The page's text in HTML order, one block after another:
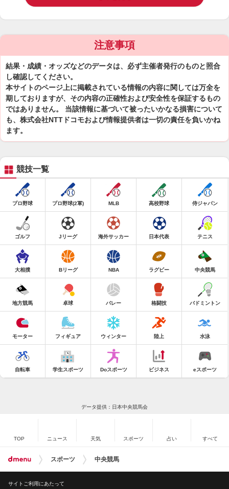
注意事項
結果・成績・オッズなどのデータは、必ず主催者発行のものと照合
し確認してください。
本サイトのページ上に掲載されている情報の内容に関しては万全を
期しておりますが、その内容の正確性および安全性を保証するもの
ではありません。 当該情報に基づいて被ったいかなる損害について
も、株式会社NTTドコモおよび情報提供者は一切の責任を負いかね
ます。
競技一覧
プロ野球 プロ野球(2軍) MLB 高校野球 侍ジャパン
ゴルフ Jリーグ 海外サッカー 日本代表 テニス
大相撲 Bリーグ NBA ラグビー 中央競馬
地方競馬 卓球 バレー 格闘技 バドミントン
モーター フィギュア ウィンター 陸上 水泳
自転車 学生スポーツ Doスポーツ ビジネス eスポーツ
データ提供：日本中央競馬会
TOP ニュース 天気 スポーツ 占い すべて
スポーツ 中央競馬
サイトご利用にあたって